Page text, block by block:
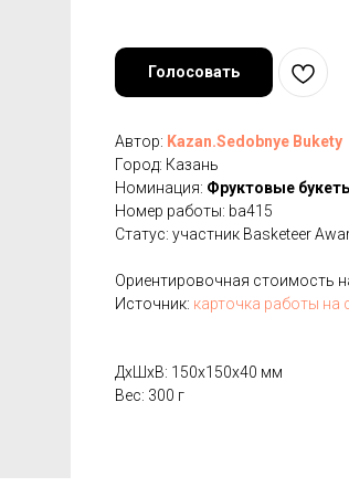
Голосовать
Автор: Kazan.Sedobnye Bukety
Город: Казань
Номинация: Фруктовые
Номер работы: ba415
Статус: участник Basketeer
Ориентировочная стоимость
Источник: карточка работы на
ДxШxВ: 150x150x40 мм
Вес: 300 г